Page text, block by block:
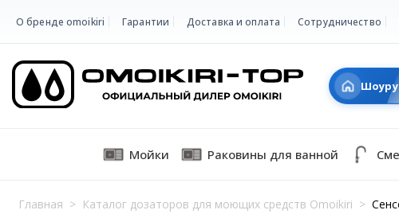
О бренде omoikiri Гарантии Доставка и оплата Сотрудничество
Мойки Раковины для ванной
Главная > Каталог дозаторов для моющих средств Omoikiri >